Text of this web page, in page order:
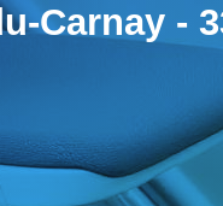
Carnay -